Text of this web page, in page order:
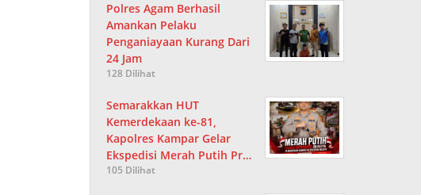
Polres Agam Berhasil
Amankan Pelaku
Penganiayaan Kurang Dari
24 Jam
128 Dilihat
Semarakkan HUT
Kemerdekaan ke-81,
Kapolres Kampar Gelar
Ekspedisi Merah Putih Pr…
105 Dilihat